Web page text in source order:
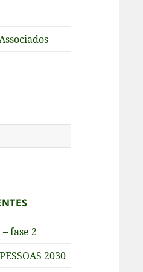
fase 2
2030